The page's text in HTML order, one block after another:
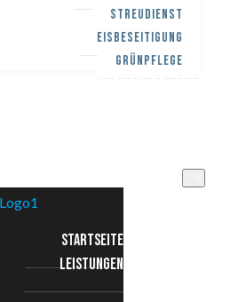
STREUDIENST
EISBESEITIGUNG
GRÜNPFLEGE
WINTERDIENST-PFLICHT
STARTSEITE
LEISTUNGEN